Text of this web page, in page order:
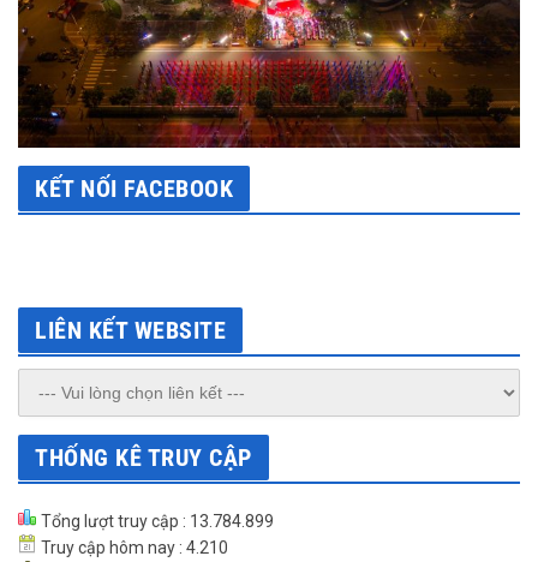
KẾT NỐI FACEBOOK
LIÊN KẾT WEBSITE
THỐNG KÊ TRUY CẬP
Tổng lượt truy cập : 13.784.899
Truy cập hôm nay : 4.210